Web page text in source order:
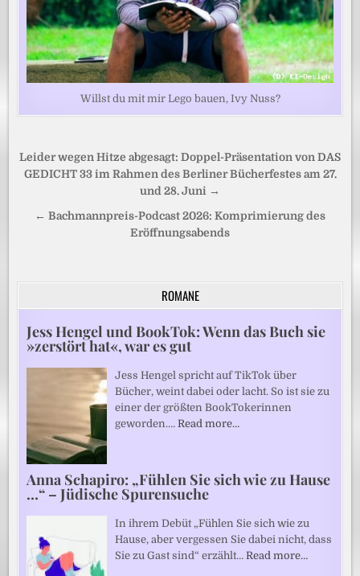
Willst du mit mir Lego bauen, Ivy Nuss?
Beitragsnavigation
Leider wegen Hitze abgesagt: Doppel-Präsentation von DAS
GEDICHT 33 im Rahmen des Berliner Bücherfestes am 27.
und 28. Juni →
← Bachmannpreis-Podcast 2026: Komprimierung des
Eröffnungsabends
ROMANE
Jess Hengel und BookTok: Wenn das Buch sie
»zerstört hat«, war es gut
Jess Hengel spricht auf TikTok über
Bücher, weint dabei oder lacht. So ist sie zu
einer der größten BookTokerinnen
geworden.…Read more…
Anna Schapiro: „Fühlen Sie sich wie zu Hause
…“ – Jüdische Spurensuche
In ihrem Debüt „Fühlen Sie sich wie zu
Hause, aber vergessen Sie dabei nicht, dass
Sie zu Gast sind“ erzählt…Read more…